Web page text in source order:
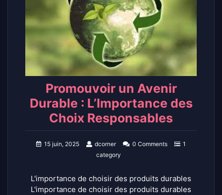
Promouvoir un Avenir
Durable : L’Importance des
Choix Responsables
15 juin, 2025 dcorner 0 Comments
1
category
L'importance de choisir des produits durables
L'importance de choisir des produits durables